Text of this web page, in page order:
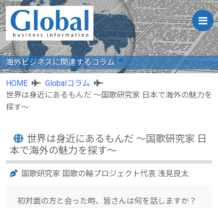
海外ビジネスに関連するコラム
HOME
Globalコラム
世界は身近にあるもんだ ～国歌研究家 日本で海外の魅力を
探す～
世界は身近にあるもんだ ～国歌研究家 日
本で海外の魅力を探す～
国歌研究家 国歌の輪プロジェクト代表 浅見良太
初対面の方と会った時、皆さんは何を話しますか？